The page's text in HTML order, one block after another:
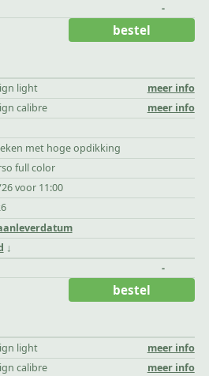
-
light
meer info
calibre
meer info
met hoge opdikking
full color
voor 11:00
bestel
-
light
meer info
calibre
meer info
bestel